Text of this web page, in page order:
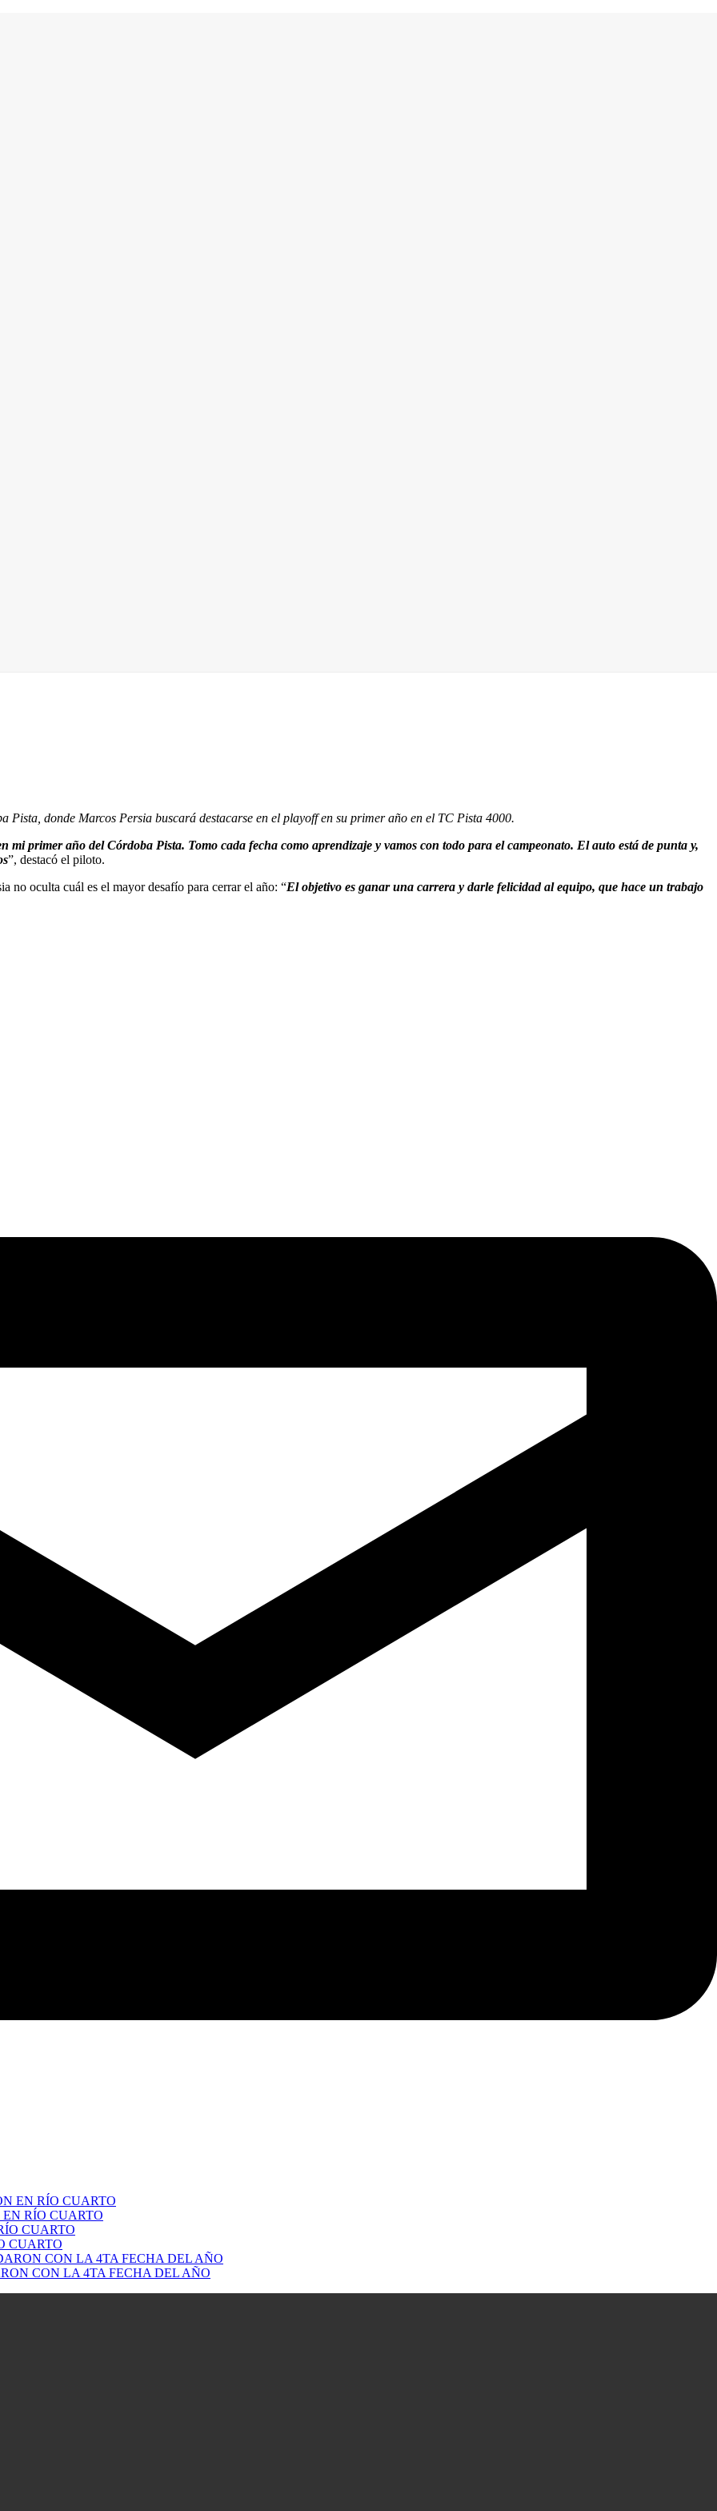
donde Marcos Persia buscará destacarse en el playoff en su primer año en el TC Pista 4000.
mi primer año del Córdoba Pista. Tomo cada fecha como aprendizaje y vamos con todo para el campeonato. El auto está de punta y,
”, destacó el piloto.
no oculta cuál es el mayor desafío para cerrar el año: “El objetivo es ganar una carrera y darle felicidad al equipo, que hace un trabajo
RÍO CUARTO
CUARTO
CON LA 4TA FECHA DEL AÑO